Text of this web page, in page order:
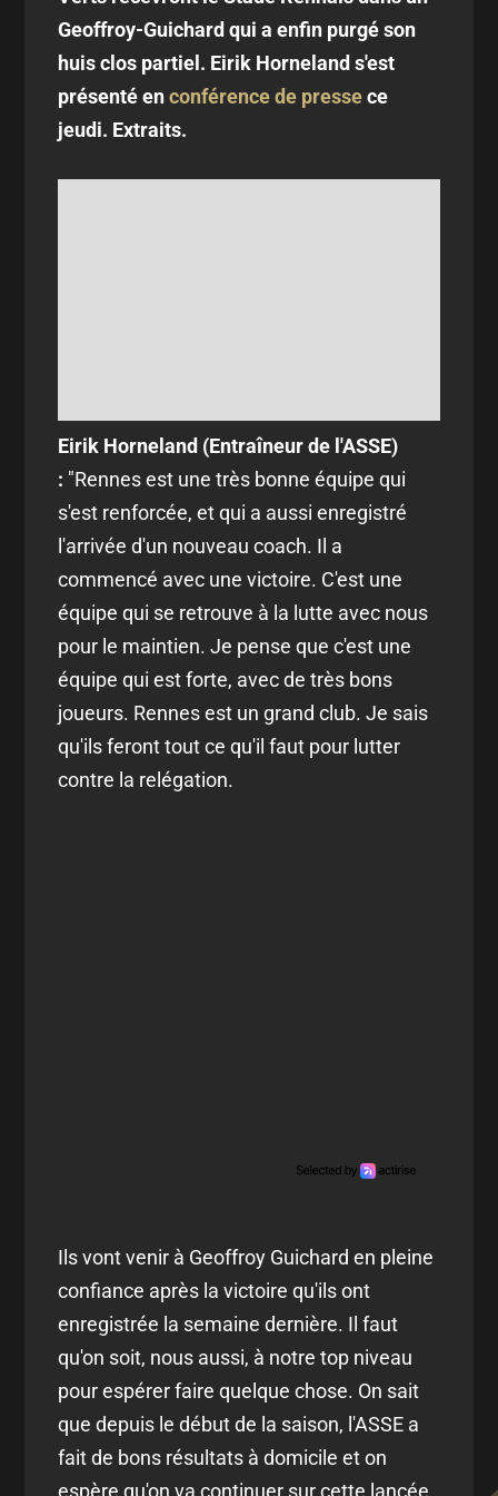
Geoffroy-Guichard qui a enfin purgé son
huis clos partiel. Eirik Horneland s'est
présenté enconférence de pressece
jeudi. Extraits.
Eirik Horneland (Entraîneur de l'ASSE)
: "Rennes est une très bonne équipe qui
s'est renforcée, et qui a aussi enregistré
l'arrivée d'un nouveau coach. Il a
commencé avec une victoire. C'est une
équipe qui se retrouve à la lutte avec nous
pour le maintien. Je pense que c'est une
équipe qui est forte, avec de très bons
joueurs. Rennes est un grand club. Je sais
qu'ils feront tout ce qu'il faut pour lutter
contre la relégation.
Ils vont venir à Geoffroy Guichard en pleine
confiance après la victoire qu'ils ont
enregistrée la semaine dernière. Il faut
qu'on soit, nous aussi, à notre top niveau
pour espérer faire quelque chose. On sait
que depuis le début de la saison, l'ASSE a
fait de bons résultats à domicile et on
espère qu'on va continuer sur cette lancée.